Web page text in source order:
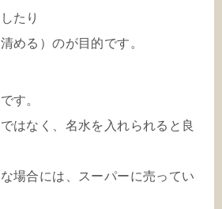
たり
める）のが目的です。
す。
はなく、名水を入れられると良
場合には、スーパーに売ってい